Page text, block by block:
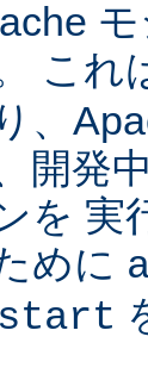
これ
、
開発
を 実
めに